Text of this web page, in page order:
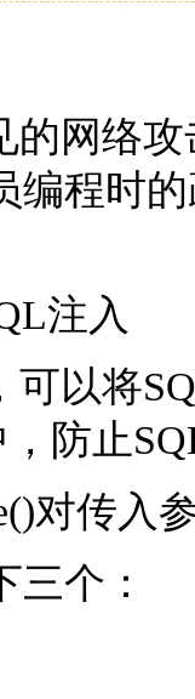
的网络
编程时
注入
可以将
，防止
对传入
个：